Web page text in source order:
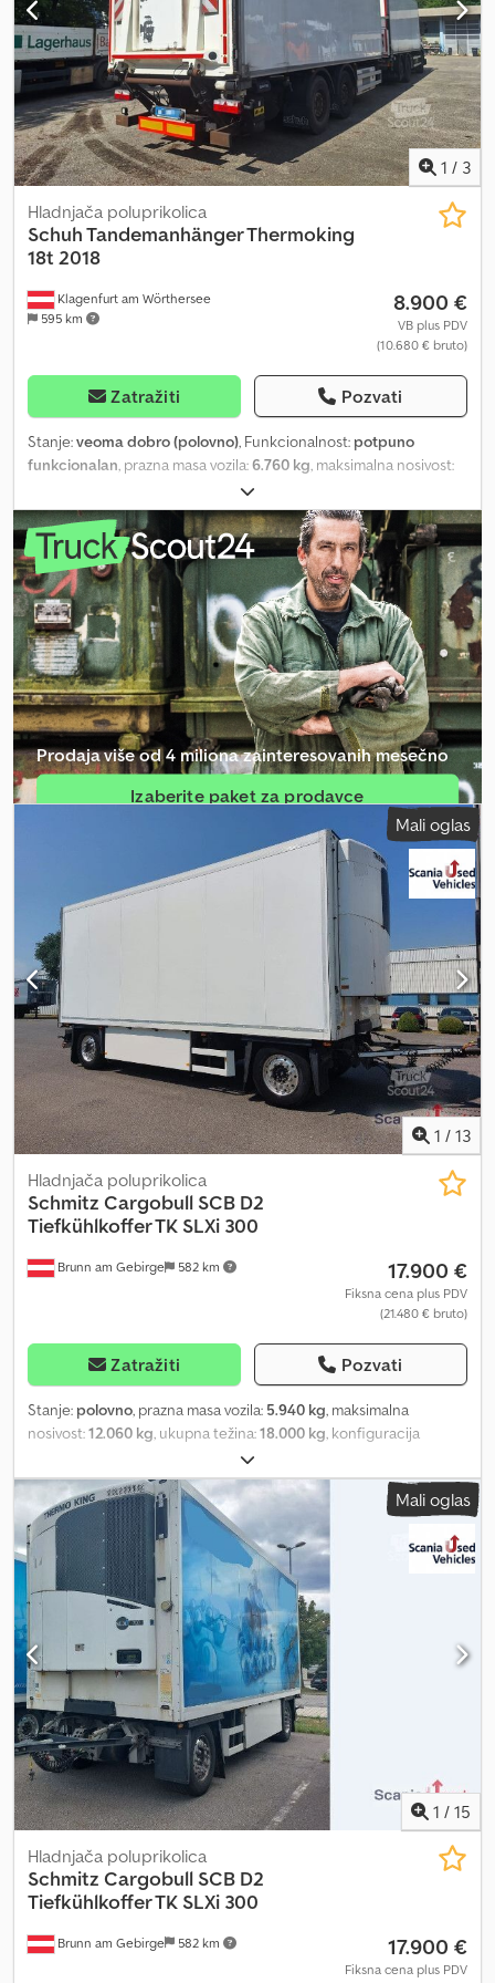
pričvršćen je za prikolicu preko BDF nosača! Rezervoar za dizel je
ugrađen na prikolicu! Prodaja u komisionoj prodaji,
neobavezujuća ponuda, zadržavamo pravo na greške i
međuprodaju. Slika ne mora odgovarati ponudi. Dkodpezr Rzgefx
Apber
1 / 3
Klagenfurt am Wörthersee
595 km
Hladnjača poluprikolica
Schuh Tandemanhänger Thermoking
18t 2018
8.900 €
VB plus PDV
(10.680 € bruto)
Zatražiti Pozvati
Stanje:veoma dobro (polovno), Funkcionalnost: potpuno
funkcionalan, prazna masa vozila:6.760 kg, maksimalna nosivost:
18.000 kg
osovine, sledeća inspekcija (TÜV):09/2026, dužina tovarnog
prostora:7.300 mm , Godina proizvodnje:2018, Oprema: ABS,
hidraulični zadnji podizač, rashladna jedinica, Sa Thermoking-
om Dkjdpfx Apsy Urdkebjr Sa TÜV-om Godina proizvodnje: 2018 18t
dozvoljena ukupna masa
Prodaja više od 4 miliona zainteresovanih mesečno
Izaberite paket za prodavce
Kreiraj pojedinačni oglas
Mali oglas
1 / 13
Brunn am Gebirge 582 km
Hladnjača poluprikolica
Schmitz Cargobull SCB D2
Tiefkühlkoffer TK SLXi 300
17.900 €
Fiksna cena plus PDV
(21.480 € bruto)
Zatražiti Pozvati
Stanje: polovno, prazna masa vozila: 5.940 kg, maksimalna
nosivost:12.060 kg, ukupna težina:18.000 kg, konfiguracija
, prva registracija:
prostora:7.000 mm, širina utovarnog prostora:2.460 mm, visina
tovarnog prostora:2.700 mm, zapremina tovarnog prostora: 46
m³, suspencija:vazduh , boja:bela , Godina proizvodnje:
prenosa:
mehanički, Oprema: ABS, Sopstvena težina: 5940 kg,
dozvoljena ukupna težina: 18000 kg, prostor za teret (D Š V): 7000
mm x 2460 mm x 2700 mm, zapremina prostora za teret: 46 m³,
vazdušna suspenzija, elektronski sistem kočenja EBS, zaštita od
prskanja, aluminijumske felne: ALCOA DuraBright, ROTOS osovine
SCB 9 t, podizanje i spuštanje, gume 385/55R22,5, međuosovinsko
rastojanje 5050, SCHMITZ nadogradnja tipa sanduk, Thermo King
SLXi300 D/E sa 2902 radna sata, solarni panel, temperatura +30 do
-30 stepeni, radni sati 2902, dužina prostora za teret 7,0 m,
WSM000002014109, ponuda bez obaveze, zadržavamo pravo na
greške i prodaju pre ponude. Slika ne mora da odgovara ponudi.
Dksdpfxoznd S Re Apbjr
Mali oglas
1 / 15
Brunn am Gebirge 582 km
Hladnjača poluprikolica
Schmitz Cargobull SCB D2
Tiefkühlkoffer TK SLXi 300
17.900 €
Fiksna cena plus PDV